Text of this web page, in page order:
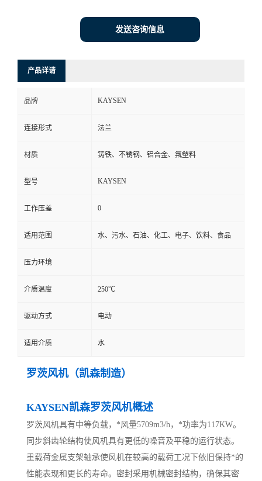
发送咨询信息
产品详请
品牌 KAYSEN
连接形式 法兰
材质 铸铁、不锈钢、铝合金、氟塑料
型号 KAYSEN
工作压差 0
适用范围 水、污水、石油、化工、电子、饮料、食品
压力环境
介质温度 250℃
驱动方式 电动
适用介质 水
罗茨风机（凯森制造）
KAYSEN凯森罗茨风机概述
罗茨风机具有中等负载，*风量5709m3/h，*功率为117KW。
同步斜齿轮结构使风机具有更低的噪音及平稳的运行状态。
重载荷金属支架轴承使风机在较高的载荷工况下依旧保持*的
性能表现和更长的寿命。密封采用机械密封结构，确保其密